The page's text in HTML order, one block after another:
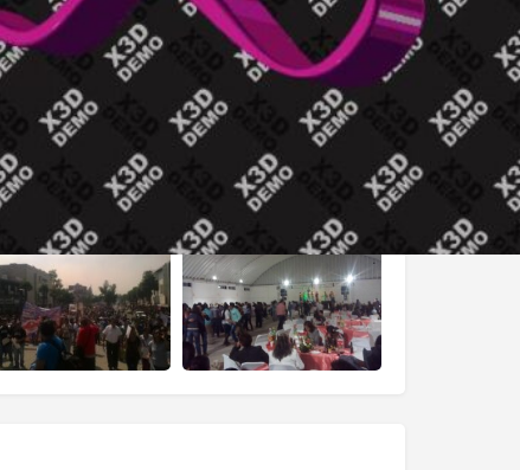
Abierto las 24 horas del día